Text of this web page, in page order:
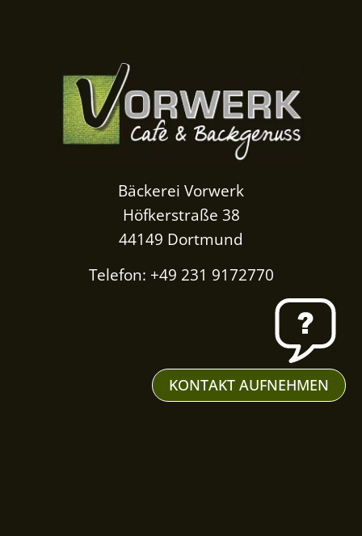
Bäckerei Vorwerk
Höfkerstraße 38
44149 Dortmund
Telefon: +49 231 9172770
KONTAKT AUFNEHMEN